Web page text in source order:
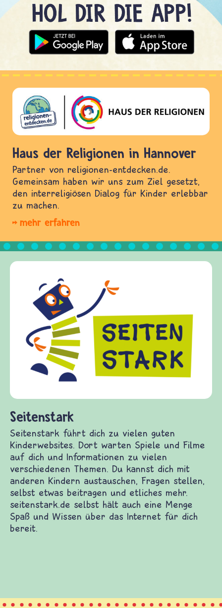
Haus der Religionen in Hannover
Partner von religionen-entdecken.de.
Gemeinsam haben wir uns zum Ziel gesetzt,
den interreligiösen Dialog für Kinder erlebbar
zu machen.
mehr erfahren
Dort warten Spiele und Filme auf dich
Du kannst dich mit anderen Kindern
und etliches mehr. seitenstark.de selbst
Frieden Fragen
frieden-fragen.de ist ein Internet-Angebot für
Kinder, Eltern und ErzieherInnen das zu
Fragen von Krieg und Frieden, Streit und
Gewalt informiert und einen Austausch zu
diesem Themenbereich ermöglicht. frieden-
fragen.de bietet Antworten auf wichtige
und Frieden, Streit und Gewalt.